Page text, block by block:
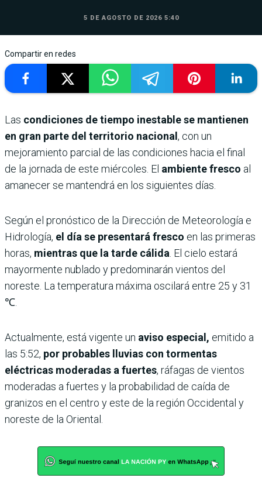
5 DE AGOSTO DE 2026 5:40
Compartir en redes
Las condiciones de tiempo inestable se mantienen
en gran parte del territorio nacional , con un
mejoramiento parcial de las condiciones hacia el final
de la jornada de este miércoles. El ambiente fresco al
amanecer se mantendrá en los siguientes días.
Según el pronóstico de la Dirección de Meteorología e
Hidrología, el día se presentará fresco en las primeras
horas, mientras que la tarde cálida . El cielo estará
mayormente nublado y predominarán vientos del
noreste. La temperatura máxima oscilará entre 25 y 31
℃.
Actualmente, está vigente un aviso especial, emitido a
las 5:52, por probables lluvias con tormentas
eléctricas moderadas a fuertes, ráfagas de vientos
moderadas a fuertes y la probabilidad de caída de
granizos en el centro y este de la región Occidental y
noreste de la Oriental.